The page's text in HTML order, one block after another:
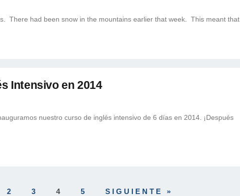
There had been snow in the mountains earlier that week. This meant that
Intensivo en 2014
nuestro curso de inglés intensivo de 6 días en 2014. ¡Después
2 3 4 5 SIGUIENTE »